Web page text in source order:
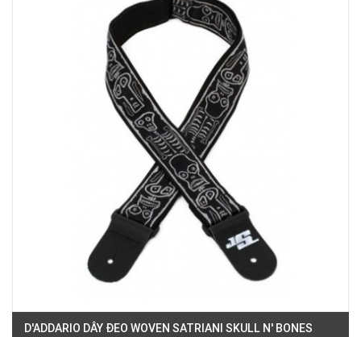
Việt Thương Music - Crescent Mall
6F-01 Tầng 6 Trung Tâm Thương Mại Crescent Mall, 101 Tôn Dật Tiên,
Phường Tân Mỹ, TPHCM, Quận 7, Hồ Chí Minh
Việt Thương Music - 49E Phan Đăng Lưu
49E Phan Đăng Lưu, Phường Bình Thạnh, TPHCM, Quận Bình Thạnh, Hồ
Việt Thương Music - Phường Gò Vấp
11 Đường số 3, Khu dân cư Cityland Park Hill, Phường Gò Vấp, TPHCM,
Quận Gò Vấp, Hồ Chí Minh
Việt Thương Music - 442 Lũy Bán Bích
442 Lũy Bán Bích, Phường Tân Phú, TPHCM, Quận Tân Phú, Hồ Chí Minh
Việt Thương Music - 12 Quốc Hương
Tầng G, Tòa nhà Thảo Điền Pearl, 12 Quốc Hương, Phường An Khánh,
TPHCM, Quận 2, Hồ Chí Minh
Việt Thương Music - 357 Cộng Hòa
357 Cộng Hòa, Phường Tân Bình, TPHCM, Quận Tân Bình, Hồ Chí Minh
Việt Thương Music - 6F Ngô Thời Nhiệm
6F Ngô Thời Nhiệm, Phường Xuân Hòa, TPHCM, Quận 3, Hồ Chí Minh
344 Nguyễn Văn Linh, Phường Thanh Khê, Đà Nẵng, Thanh Khê, Đà Nẵng
Việt Thương Music - Vincom Lê Văn Việt
D'ADDARIO DÂY ĐEO WOVEN SATRIANI SKULL N' BONES